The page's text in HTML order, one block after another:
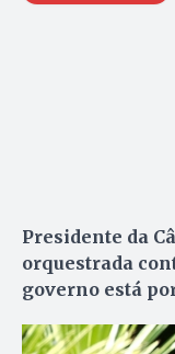
Presidente da
orquestrada
governo está